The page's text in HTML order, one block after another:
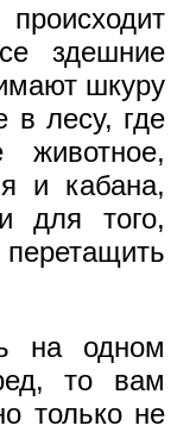
здешние
шкуру
в лесу, где
и кабана,
для того,
на одном
то вам
только не